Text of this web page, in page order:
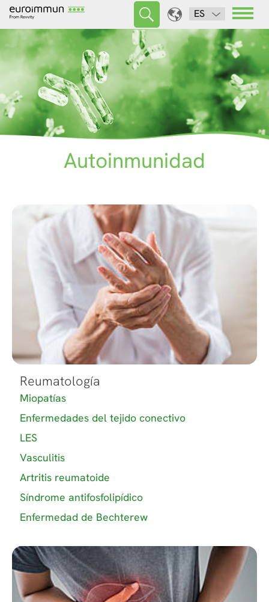
ES
Autoinmunidad
Reumatología
Miopatías
Enfermedades del tejido conectivo
LES
Vasculitis
Artritis reumatoide
Síndrome antifosfolipídico
Enfermedad de Bechterew